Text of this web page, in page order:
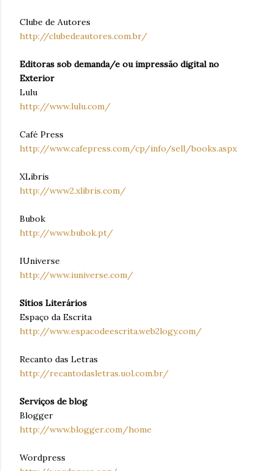
Clube de Autores
http://clubedeautores.com.br/
Editoras sob demanda/e ou impressão digital no
Exterior
Lulu
http://www.lulu.com/
Café Press
http://www.cafepress.com/cp/info/sell/books.aspx
XLibris
http://www2.xlibris.com/
Bubok
http://www.bubok.pt/
IUniverse
http://www.iuniverse.com/
Sítios Literários
Espaço da Escrita
http://www.espacodeescrita.web2logy.com/
Recanto das Letras
http://recantodasletras.uol.com.br/
Serviços de blog
Blogger
http://www.blogger.com/home
Wordpress